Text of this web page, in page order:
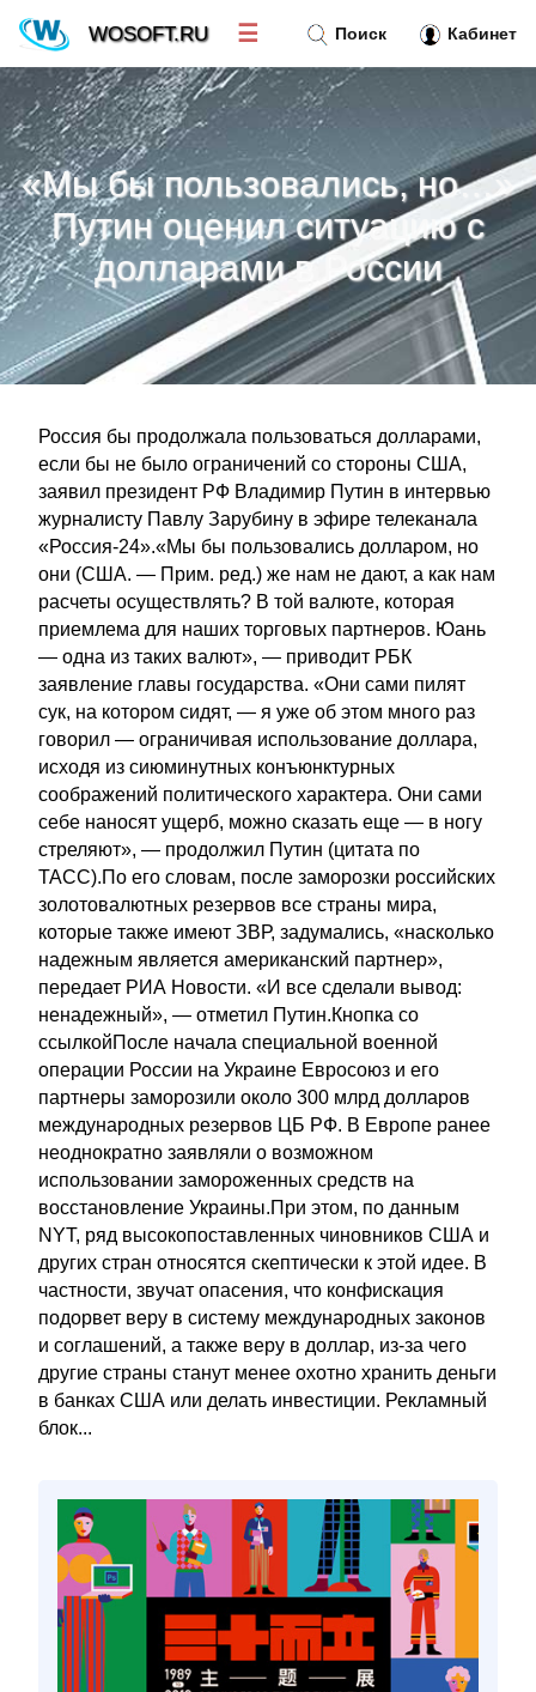
«Мы бы пользовались, но…»
Путин оценил ситуацию с
долларами в России
Россия бы продолжала пользоваться долларами,
если бы не было ограничений со стороны США,
заявил президент РФ Владимир Путин в интервью
журналисту Павлу Зарубину в эфире телеканала
«Россия-24».«Мы бы пользовались долларом, но
они (США. — Прим. ред.) же нам не дают, а как нам
расчеты осуществлять? В той валюте, которая
приемлема для наших торговых партнеров. Юань
— одна из таких валют», — приводит РБК
заявление главы государства. «Они сами пилят
сук, на котором сидят, — я уже об этом много раз
говорил — ограничивая использование доллара,
исходя из сиюминутных конъюнктурных
соображений политического характера. Они сами
себе наносят ущерб, можно сказать еще — в ногу
стреляют», — продолжил Путин (цитата по
ТАСС).По его словам, после заморозки российских
золотовалютных резервов все страны мира,
которые также имеют ЗВР, задумались, «насколько
надежным является американский партнер»,
передает РИА Новости. «И все сделали вывод:
ненадежный», — отметил Путин.Кнопка со
ссылкойПосле начала специальной военной
операции России на Украине Евросоюз и его
партнеры заморозили около 300 млрд долларов
международных резервов ЦБ РФ. В Европе ранее
неоднократно заявляли о возможном
использовании замороженных средств на
восстановление Украины.При этом, по данным
NYT, ряд высокопоставленных чиновников США и
других стран относятся скептически к этой идее. В
частности, звучат опасения, что конфискация
подорвет веру в систему международных законов
и соглашений, а также веру в доллар, из-за чего
другие страны станут менее охотно хранить деньги
в банках США или делать инвестиции. Рекламный
блок...
Поиск Кабинет
WOSOFT.RU ☰
Новости»
Тренд новостей »
Рубрики»
Правила